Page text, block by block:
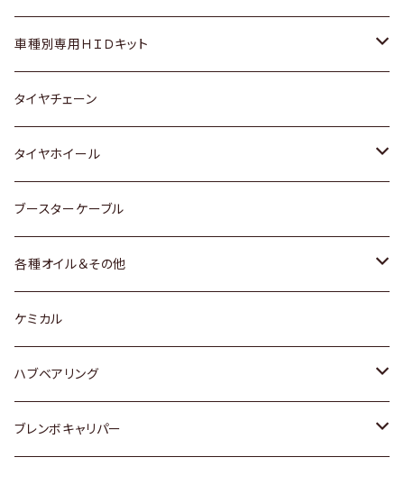
マツダ
三菱
スバル
レクサス
ダイハツ
マツダ
三菱
スバル
日産
いすゞ
ダイハツ
マツダ
三菱
スバル
スズキ
日産
ダイハツ
スバル
ホンダ
スズキ
日産
ダイハツ
マツダ
ホンダ
スズキ
日産
ダイハツ
マツダ
スバル
車種別専用ＨＩＤキット
トヨタ
マツダ
タイヤチェーン
タイヤホイール
トヨタ
ホンダ
スズキ
日産
ダイハツ
ブースターケーブル
各種オイル＆その他
ディーデル洗浄添加剤
ケミカル
ハブベアリング
トヨタ
ブレンボキャリパー